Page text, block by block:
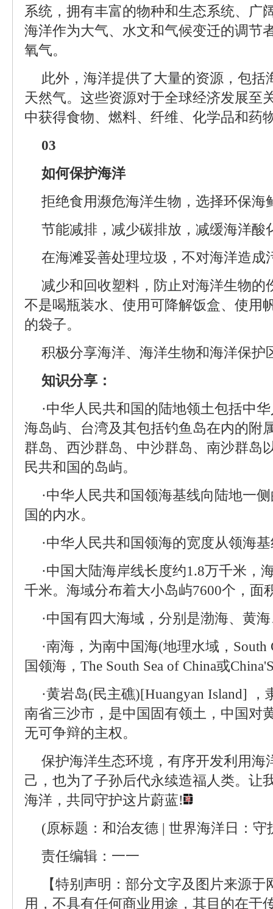
系统，拥有丰富的物种和生态系统、广
海洋作为大气、水文和气候变迁的调节
氧气。
此外，海洋提供了大量的资源，包括
天然气。这些资源对于全球经济发展至
中获得食物、燃料、纤维、化学品和药
03
如何保护海洋
拒绝食用濒危海洋生物，选择环保海
节能减排，减少碳排放，减缓海洋酸
在海滩妥善处理垃圾，不对海洋造成
减少和回收塑料，防止对海洋生物的
不是喝瓶装水、使用可降解饭盒、使用
的袋子。
积极分享海洋、海洋生物和海洋保护
知识分享：
·中华人民共和国的陆地领土包括中
海岛屿、台湾及其包括钓鱼岛在内的附
群岛、西沙群岛、中沙群岛、南沙群岛
民共和国的岛屿。
·中华人民共和国领海基线向陆地一
国的内水。
·中华人民共和国领海的宽度从领海
·中国大陆海岸线长度约1.8万千米，
千米。海域分布着大小岛屿7600个，面
·中国有四大海域，分别是渤海、黄
·南海，为南中国海(地理水域，South
国领海，The South Sea of China或
·黄岩岛(民主礁)[Huangyan Island]
南省三沙市，是中国固有领土，中国对
无可争辩的主权。
保护海洋生态环境，有序开发利用海
己，也为了子孙后代永续造福人类。让
海洋，共同守护这片蔚蓝!
(原标题：和治友德 | 世界海洋日：守
责任编辑：一一
【特别声明：部分文字及图片来源
用，不具有任何商业用途，其目的在于